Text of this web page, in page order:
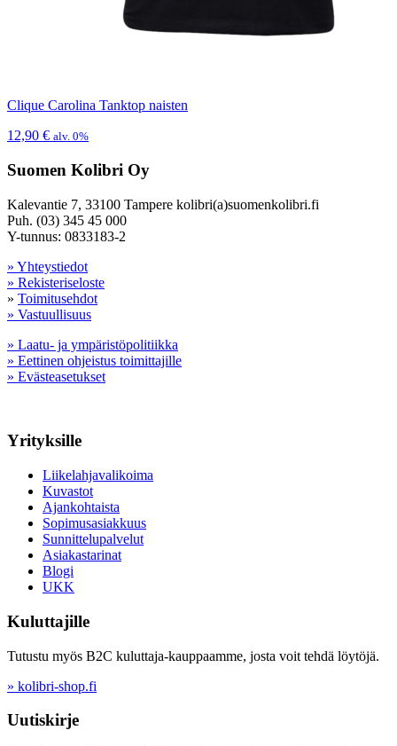
Clique Carolina Tanktop naisten
12,90 € alv. 0%
Suomen Kolibri Oy
Kalevantie 7, 33100 Tampere kolibri(a)suomenkolibri.fi
Puh. (03) 345 45 000
Y-tunnus: 0833183-2
» Yhteystiedot
» Rekisteriseloste
» Toimitusehdot
» Vastuullisuus
» Laatu- ja ympäristöpolitiikka
» Eettinen ohjeistus toimittajille
» Evästeasetukset
Yrityksille
Liikelahjavalikoima
Kuvastot
Ajankohtaista
Sopimusasiakkuus
Sunnittelupalvelut
Asiakastarinat
Blogi
UKK
Kuluttajille
Tutustu myös B2C kuluttaja-kauppaamme, josta voit tehdä löytöjä.
» kolibri-shop.fi
Uutiskirje